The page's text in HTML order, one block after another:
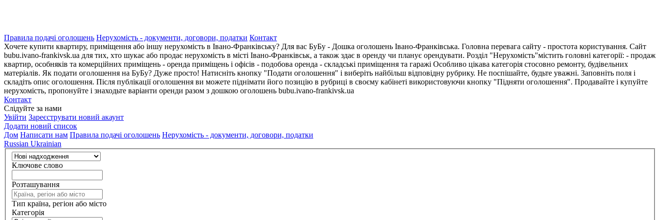
Правила подачі оголошень Нерухомість - документи, договори, податки Контакт
Хочете купити квартиру, приміщення або іншу нерухомість в Івано-Франківську? Для вас БуБу - Дошка оголошень Івано-Франківська. Головна перевага сайту - простота користування. Сайт
bubu.ivano-frankivsk.ua для тих, хто шукає або продає нерухомість в місті Івано-Франківськ, а також здає в оренду чи планує орендувати. Розділ "Нерухомість"містить головні категорії: - продаж
квартир, особняків та комерційних приміщень - оренда приміщень і офісів - подобова оренда - складські приміщення та гаражі Особливо цікава категорія стосовно ремонту, будівельних
матеріалів. Як подати оголошення на БуБу? Дуже просто! Натисніть кнопку "Подати оголошення" і виберіть найбільш відповідну рубрику. Не поспішайте, будьте уважні. Заповніть поля і
складіть опис оголошення. Після публікації оголошення ви можете піднімати його позицію в рубриці в своєму кабінеті використовуючи кнопку "Підняти оголошення". Продавайте і купуйте
нерухомість, пропонуйте і знаходьте варіанти оренди разом з дошкою оголошень bubu.ivano-frankivsk.ua
Контакт
Слідуйте за нами
Увійти Зареєструвати новий акаунт
Додати новий список
Дом Написати нам Правила подачі оголошень Нерухомість - документи, договори, податки
Russian Ukrainian
Ключове слово
Розташування
Тип країна, регіон або місто
Категорія